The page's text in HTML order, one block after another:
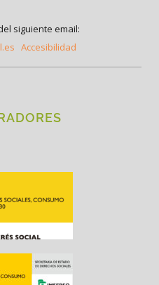
siguiente email:
Accesibilidad